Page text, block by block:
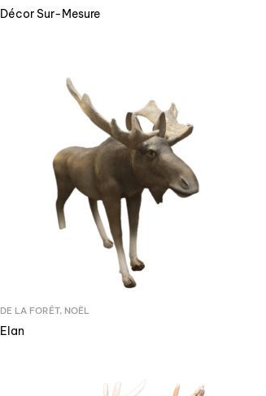
Décor Sur-Mesure
DE LA FORÊT, NOËL
Elan